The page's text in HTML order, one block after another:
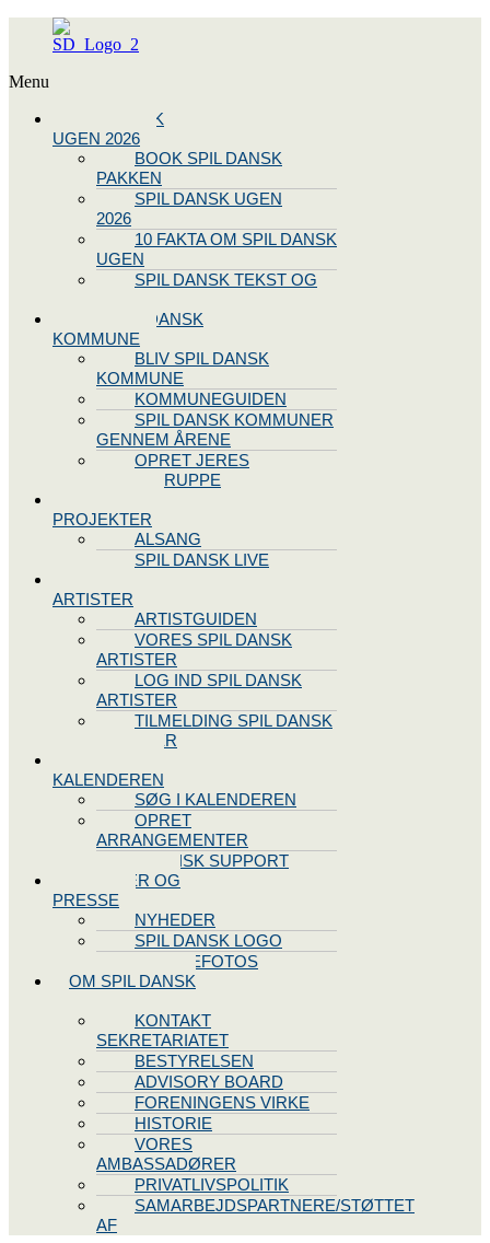
Menu
SPIL DANSK
UGEN 2026
BOOK SPIL DANSK
PAKKEN
SPIL DANSK UGEN
2026
10 FAKTA OM SPIL DANSK
UGEN
SPIL DANSK TEKST OG
BLIV SPIL DANSK
KOMMUNE
BLIV SPIL DANSK
KOMMUNE
KOMMUNEGUIDEN
SPIL DANSK KOMMUNER
GENNEM ÅRENE
OPRET JERES
STYREGRUPPE
PROJEKTER
ALSANG
SPIL DANSK LIVE
ARTISTER
ARTISTGUIDEN
VORES SPIL DANSK
ARTISTER
LOG IND SPIL DANSK
ARTISTER
TILMELDING SPIL DANSK
ARTISTER
KALENDEREN
SØG I KALENDEREN
OPRET
ARRANGEMENTER
TEKNISK SUPPORT
NYHEDER OG
PRESSE
NYHEDER
SPIL DANSK LOGO
PRESSEFOTOS
OM SPIL DANSK
KONTAKT
SEKRETARIATET
BESTYRELSEN
ADVISORY BOARD
FORENINGENS VIRKE
HISTORIE
VORES
AMBASSADØRER
PRIVATLIVSPOLITIK
SAMARBEJDSPARTNERE/STØTTET
AF